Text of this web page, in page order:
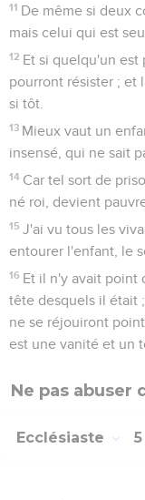
11 De même si deux
mais celui qui est
12 Et si quelqu'un est
pourront résister ; et
si tôt.
13 Mieux vaut un
insensé, qui ne sait
14 Car tel sort de
né roi, devient
15 J'ai vu tous les
entourer l'enfant, le
16 Et il n'y avait point
tête desquels il était
ne se réjouiront
est une vanité et un
Ne pas abuser
Ecclésiaste 5